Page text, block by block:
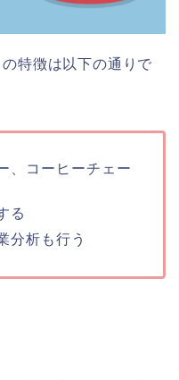
特徴は以下の通りで
、コーヒーチェー
る
分析も行う